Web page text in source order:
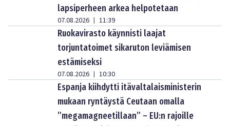
lapsiperheen arkea helpotetaan
07.08.2026 | 11:39
Ruokavirasto käynnisti laajat
torjuntatoimet sikaruton leviämisen
estämiseksi
07.08.2026 | 10:30
Espanja kiihdytti itävaltalaisministerin
mukaan ryntäystä Ceutaan omalla
”megamagneetillaan” – EU:n rajoille